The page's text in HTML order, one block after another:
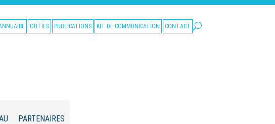
OUTILS PUBLICATIONS KIT DE COMMUNICATION CONTACT
PARTENAIRES